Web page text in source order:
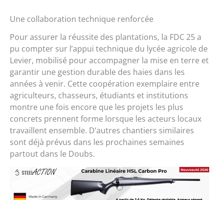
Une collaboration technique renforcée
Pour assurer la réussite des plantations, la FDC 25 a
pu compter sur l’appui technique du lycée agricole de
Levier, mobilisé pour accompagner la mise en terre et
garantir une gestion durable des haies dans les
années à venir. Cette coopération exemplaire entre
agriculteurs, chasseurs, étudiants et institutions
montre une fois encore que les projets les plus
concrets prennent forme lorsque les acteurs locaux
travaillent ensemble. D’autres chantiers similaires
sont déjà prévus dans les prochaines semaines
partout dans le Doubs.